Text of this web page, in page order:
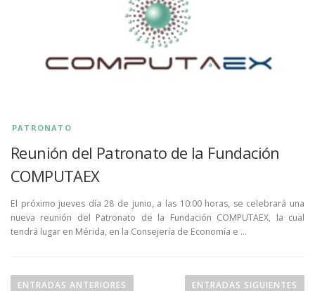
PATRONATO
Reunión del Patronato de la Fundación
COMPUTAEX
El próximo jueves día 28 de junio, a las 10:00 horas, se celebrará una
nueva reunión del Patronato de la Fundación COMPUTAEX, la cual
tendrá lugar en Mérida, en la Consejería de Economía e …
ENTRADAS ANTERIORES ENTRADAS SIGUIENTES